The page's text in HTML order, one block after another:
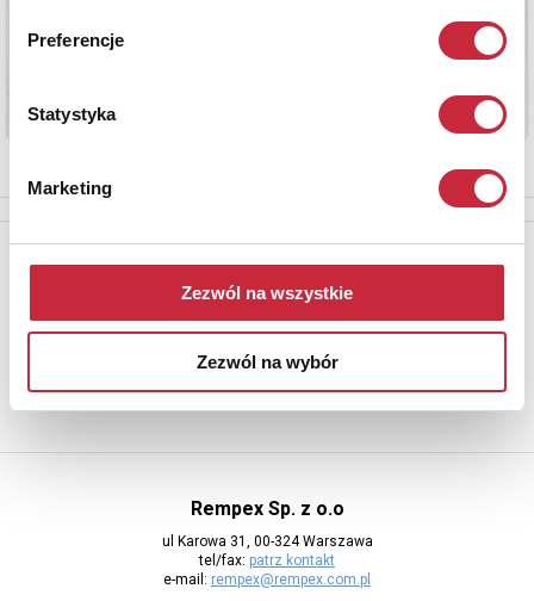
Preferencje
Statystyka
Marketing
Zezwól na wszystkie
Zezwól na wybór
Newsletter
Aby otrzymywać informacje o nowych aukcjach, prosimy podać
Rempex Sp. z o.o
ul Karowa 31, 00-324 Warszawa
tel/fax: patrz kontakt
e-mail: rempex@rempex.com.pl